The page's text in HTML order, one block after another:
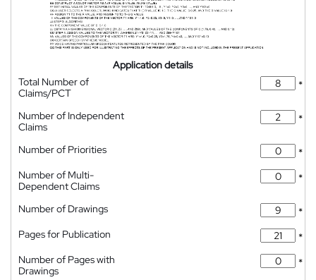
Application details
Total Number of
Claims/PCT
*
Number of Independent
Claims
*
Number of Priorities
*
Number of Multi-
Dependent Claims
*
Number of Drawings
*
Pages for Publication
*
Number of Pages with
Drawings
*